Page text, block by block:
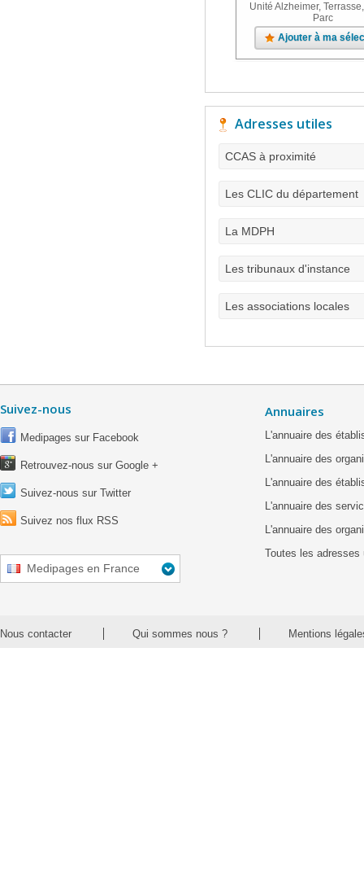
Unité Alzheimer,
Parc
Ajouter à ma
Adresses utiles
CCAS à proximité
Les CLIC du département
La MDPH
Les tribunaux d'instance
Les associations locales
Suivez-nous
Medipages sur Facebook
Retrouvez-nous sur Google +
Suivez-nous sur Twitter
Suivez nos flux RSS
Medipages en France
Annuaires
L'annuaire des
L'annuaire des
L'annuaire des
L'annuaire des
L'annuaire des
Toutes les adresses
Nous contacter Qui sommes nous ? Mentions